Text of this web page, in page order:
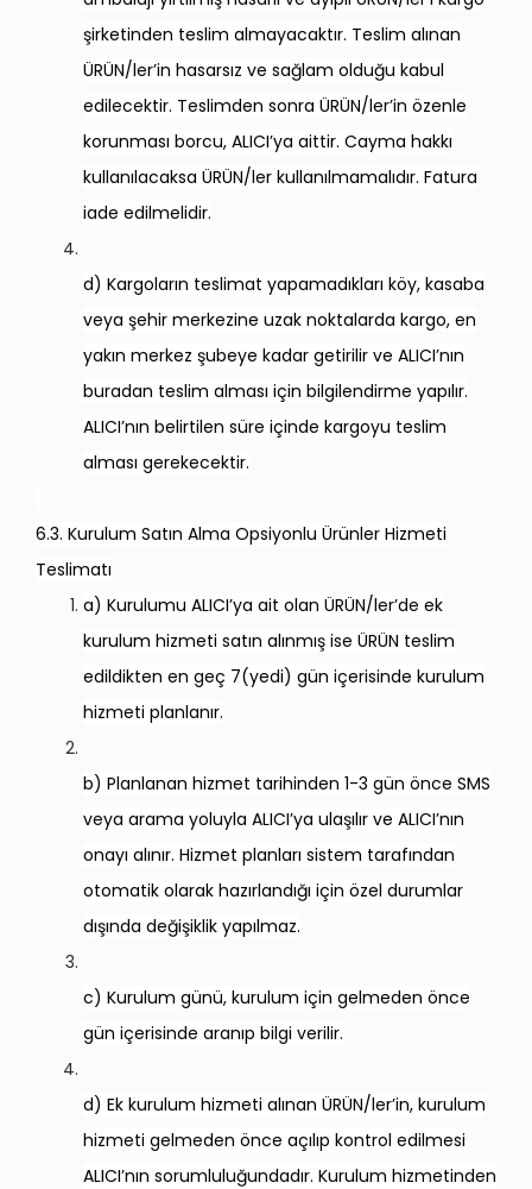
şirketinden teslim almayacaktır. Teslim alınan
ÜRÜN/ler’in hasarsız ve sağlam olduğu kabul
edilecektir. Teslimden sonra ÜRÜN/ler’in özenle
korunması borcu, ALICI’ya aittir. Cayma hakkı
kullanılacaksa ÜRÜN/ler kullanılmamalıdır. Fatura
iade edilmelidir.
d) Kargoların teslimat yapamadıkları köy, kasaba
veya şehir merkezine uzak noktalarda kargo, en
yakın merkez şubeye kadar getirilir ve ALICI’nın
buradan teslim alması için bilgilendirme yapılır.
ALICI’nın belirtilen süre içinde kargoyu teslim
alması gerekecektir.
6.3. Kurulum Satın Alma Opsiyonlu Ürünler Hizmeti
Teslimatı
a) Kurulumu ALICI’ya ait olan ÜRÜN/ler’de ek
kurulum hizmeti satın alınmış ise ÜRÜN teslim
edildikten en geç 7(yedi) gün içerisinde kurulum
hizmeti planlanır.
b) Planlanan hizmet tarihinden 1-3 gün önce SMS
veya arama yoluyla ALICI’ya ulaşılır ve ALICI’nın
onayı alınır. Hizmet planları sistem tarafından
otomatik olarak hazırlandığı için özel durumlar
dışında değişiklik yapılmaz.
c) Kurulum günü, kurulum için gelmeden önce
gün içerisinde aranıp bilgi verilir.
d) Ek kurulum hizmeti alınan ÜRÜN/ler’in, kurulum
hizmeti gelmeden önce açılıp kontrol edilmesi
ALICI’nın sorumluluğundadır. Kurulum hizmetinden